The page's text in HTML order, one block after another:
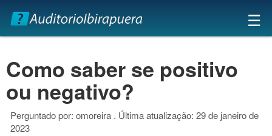
×
☰
Como saber se positivo
ou negativo?
Perguntado por: omoreira . Última atualização: 29 de janeiro de
2023